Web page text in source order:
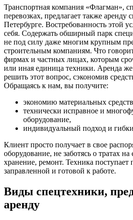
Транспортная компания «Флагман»,
перевозках, предлагает также аренду
Петербурге. Востребованность этой
себя. Содержать обширный парк
не под силу даже многим крупным
строительным компаниям. Что
фирмах и частных лицах, которым
или иная единица техники. Аренда же
решить этот вопрос, сэкономив
Обращаясь к нам, вы получите:
экономию материальных
технически исправное и
оборудование,
индивидуальный подход и
Клиент просто получает в свое
оборудование, не заботясь о тратах
хранение, ремонт. Техника поступает
заправленной и готовой к работе.
Виды спецтехники,
аренду